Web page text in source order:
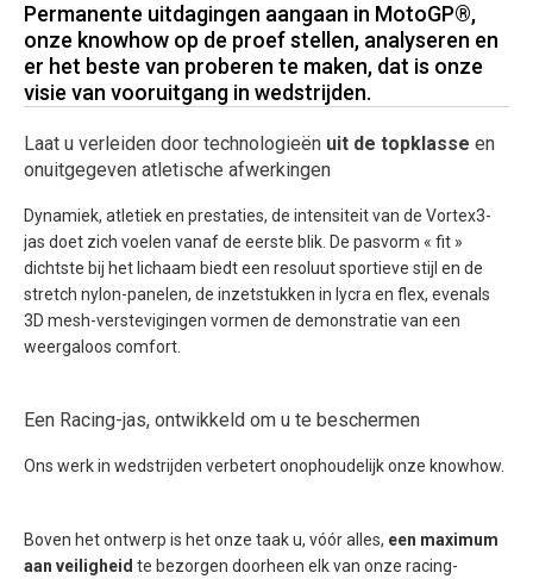
Permanente uitdagingen aangaan in MotoGP®,
onze knowhow op de proef stellen, analyseren en
er het beste van proberen te maken, dat is onze
visie van vooruitgang in wedstrijden.
Laat u verleiden door technologieën uit de topklasse en
onuitgegeven atletische afwerkingen
Dynamiek, atletiek en prestaties, de intensiteit van de Vortex3-
jas doet zich voelen vanaf de eerste blik. De pasvorm « fit »
dichtste bij het lichaam biedt een resoluut sportieve stijl en de
stretch nylon-panelen, de inzetstukken in lycra en flex, evenals
3D mesh-verstevigingen vormen de demonstratie van een
weergaloos comfort.
Een Racing-jas, ontwikkeld om u te beschermen
Ons werk in wedstrijden verbetert onophoudelijk onze knowhow.
Boven het ontwerp is het onze taak u, vóór alles, een maximum
aan veiligheid te bezorgen doorheen elk van onze racing-